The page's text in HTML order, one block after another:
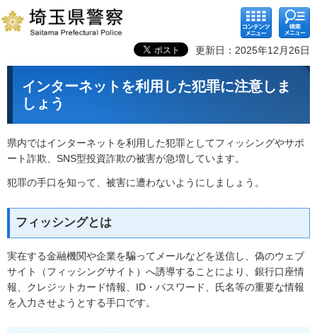
コンテ
ンツメ
ニュー
検索メ
ニュー
更新日：2025年12月26日
インターネットを利用した犯罪に注意しま
しょう
県内ではインターネットを利用した犯罪としてフィッシングやサポ
ート詐欺、SNS型投資詐欺の被害が急増しています。
犯罪の手口を知って、被害に遭わないようにしましょう。
フィッシングとは
実在する金融機関や企業を騙ってメールなどを送信し、偽のウェブ
サイト（フィッシングサイト）へ誘導することにより、銀行口座情
報、クレジットカード情報、ID・パスワード、氏名等の重要な情報
を入力させようとする手口です。